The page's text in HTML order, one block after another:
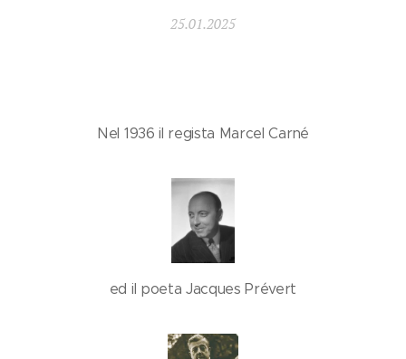
25.01.2025
Nel 1936 il regista Marcel Carné
ed il poeta Jacques Prévert